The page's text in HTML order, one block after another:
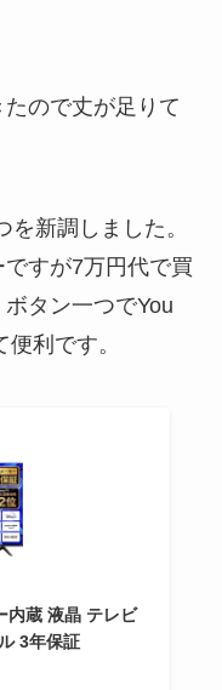
ので丈が足りて
新調しました。
すが7万円代で買
タン一つでYou
利です。
内蔵 液晶 テレビ
3年保証